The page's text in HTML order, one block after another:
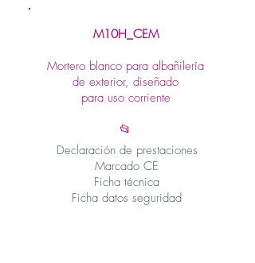
M10H_CEM
Mortero blanco para albañilería
de exterior, diseñado
para uso corriente
📂
Declaración de prestaciones
Marcado CE
Ficha técnica
Ficha datos seguridad